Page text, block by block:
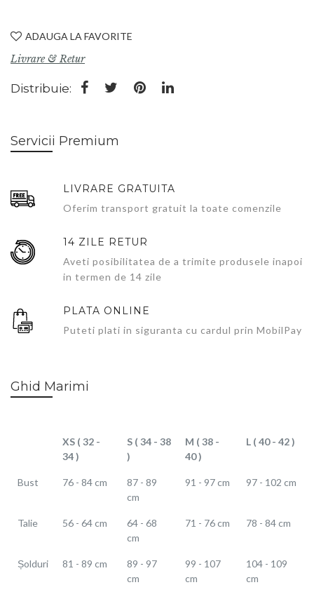
ADAUGA LA FAVORITE
Livrare & Retur
Distribuie:
Servicii Premium
LIVRARE GRATUITA
Oferim transport gratuit la toate comenzile
14 ZILE RETUR
Aveti posibilitatea de a trimite produsele inapoi
in termen de 14 zile
PLATA ONLINE
Puteti plati in siguranta cu cardul prin MobilPay
Ghid Marimi
XS ( 32 -
34 )
S ( 34 - 38
)
M ( 38 -
40 )
L ( 40 - 42 )
Bust 76 - 84 cm
87 - 89
cm
91 - 97 cm 97 - 102 cm
Talie 56 - 64 cm
64 - 68
cm
71 - 76 cm 78 - 84 cm
Șolduri 81 - 89 cm
89 - 97
cm
99 - 107
cm
104 - 109
cm